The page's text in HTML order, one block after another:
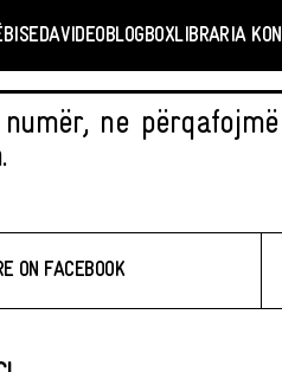
BISEDAVIDEOBLOGBOXLIBRARIA
ne
ON FACEBOOK